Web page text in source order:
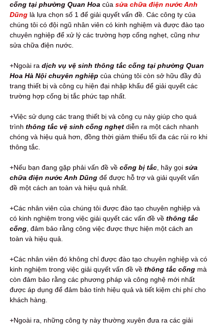
cống tại phường Quan Hoa của sửa chữa điện nước Anh
Dũng là lựa chọn số 1 để giải quyết vấn đề. Các công ty của
chúng tôi có đội ngũ nhân viên có kinh nghiệm và được đào tạo
chuyên nghiệp để xử lý các trường hợp cống nghẹt, cũng như
sửa chữa điện nước.
+Ngoài ra dịch vụ vệ sinh thông tắc cống tại phường Quan
Hoa Hà Nội chuyên nghiệp của chúng tôi còn sở hữu đầy đủ
trang thiết bị và công cụ hiện đại nhập khẩu để giải quyết các
trường hợp cống bị tắc phức tạp nhất.
+Việc sử dụng các trang thiết bị và công cụ này giúp cho quá
trình thông tắc vệ sinh cống nghẹt diễn ra một cách nhanh
chóng và hiệu quả hơn, đồng thời giảm thiểu tối đa các rủi ro khi
thông tắc.
+Nếu bạn đang gặp phải vấn đề về cống bị tắc , hãy gọi sửa
chữa điện nước Anh Dũng để được hỗ trợ và giải quyết vấn
đề một cách an toàn và hiệu quả nhất.
+Các nhân viên của chúng tôi được đào tạo chuyên nghiệp và
có kinh nghiệm trong việc giải quyết các vấn đề về thông tắc
cống , đảm bảo rằng công việc được thực hiện một cách an
toàn và hiệu quả.
+Các nhân viên đó không chỉ được đào tạo chuyên nghiệp và có
kinh nghiệm trong việc giải quyết vấn đề về thông tắc cống mà
còn đảm bảo rằng các phương pháp và công nghệ mới nhất
được áp dụng để đảm bảo tính hiệu quả và tiết kiệm chi phí cho
khách hàng.
+Ngoài ra, những công ty này thường xuyên đưa ra các giải